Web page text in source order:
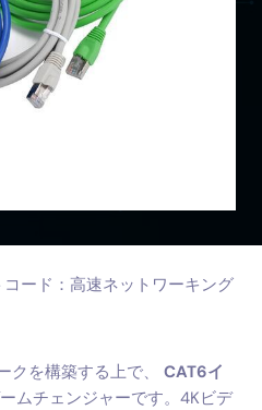
ード：高速ネットワーキング
クを構築する上で、 CAT6イ
ムチェンジャーです。4Kビデ